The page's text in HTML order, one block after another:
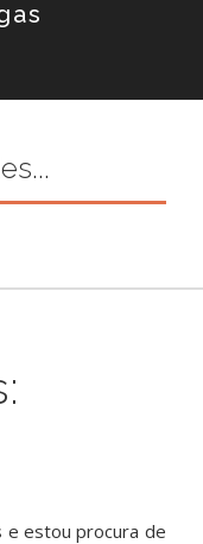
e estou procura de